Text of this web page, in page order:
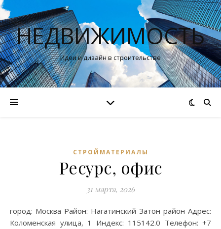
НЕДВИЖИМОСТЬ
Идеи и дизайн в строительстве
СТРОЙМАТЕРИАЛЫ
Ресурс, офис
31 марта, 2026
город: Москва Район: Нагатинский Затон район Адрес:
Коломенская улица, 1 Индекс: 115142.0 Телефон: +7